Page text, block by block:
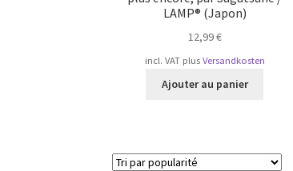
LAMP® (Japon)
12,99€
incl. VAT plus Versandkosten
Ajouter au panier